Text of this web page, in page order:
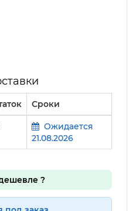
Сроки
Ожидается
21.08.2026
?